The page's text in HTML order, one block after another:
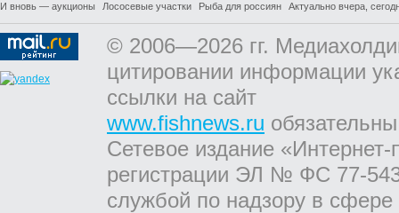
И вновь — аукционы
Лососевые участки Рыба для россиян Актуально вчера,
© 2006—2026 гг.
цитировании информации
ссылки на сайт
www.fishnews.ru
Сетевое издание
регистрации ЭЛ № ФС 77-
службой по надзору в